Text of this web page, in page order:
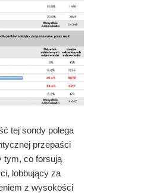
tej sondy polega
przepaści
tym, co forsują
lobbujący za
z wysokości